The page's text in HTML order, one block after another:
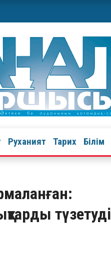
Руханият Тарих Білім
түзетуді